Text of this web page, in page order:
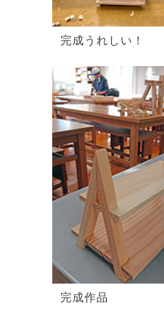
完成うれしい！
完成作品